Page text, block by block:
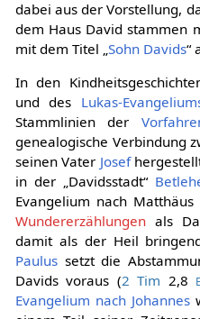
dabei aus der Vorstellung,
dem Haus David stammen
mit dem Titel „ Sohn Davids“
In den
und des Lukas-
Stammlinien der
genealogische Verbindung
seinen Vater Josef
in der „Davidsstadt“
Evangelium nach
Wundererzählungenals
damit als der Heil
Paulussetzt die
Davids voraus (2 Tim 2,8
Evangelium nach Johannes